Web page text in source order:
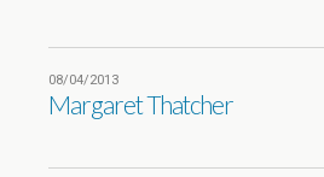
08/04/2013
Margaret Thatcher